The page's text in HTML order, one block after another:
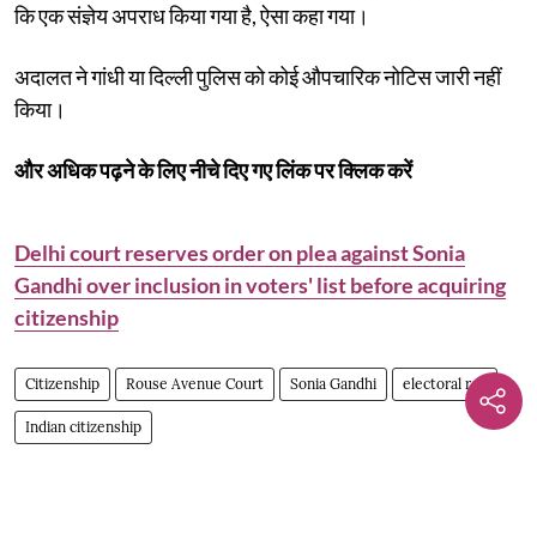
कि एक संज्ञेय अपराध किया गया है, ऐसा कहा गया।
अदालत ने गांधी या दिल्ली पुलिस को कोई औपचारिक नोटिस जारी नहीं
किया।
और अधिक पढ़ने के लिए नीचे दिए गए लिंक पर क्लिक करें
Delhi court reserves order on plea against Sonia
Gandhi over inclusion in voters' list before acquiring
citizenship
Citizenship Rouse Avenue Court Sonia Gandhi electoral roll
Indian citizenship